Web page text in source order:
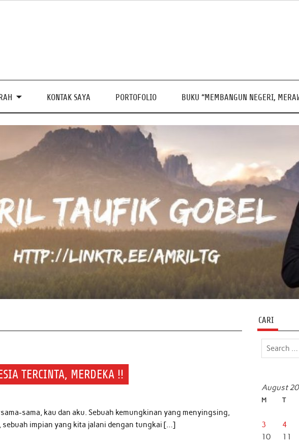
KONTAK SAYA PORTOFOLIO BUKU “MEMBANGUN NEGERI,
TERCINTA, MERDEKA !!
sama, kau dan aku. Sebuah kemungkinan yang menyingsing,
impian yang kita jalani dengan tungkai […]
CARI
August
M T
3
4
10
11